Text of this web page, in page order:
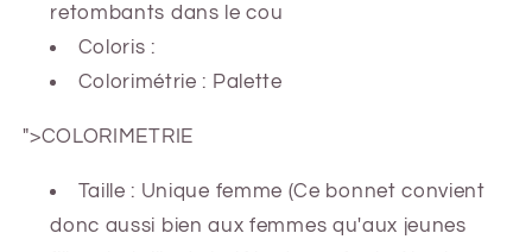
retombants dans le cou
Coloris :
Colorimétrie : Palette
">COLORIMETRIE
Taille : Unique femme (Ce bonnet convient
donc aussi bien aux femmes qu'aux jeunes